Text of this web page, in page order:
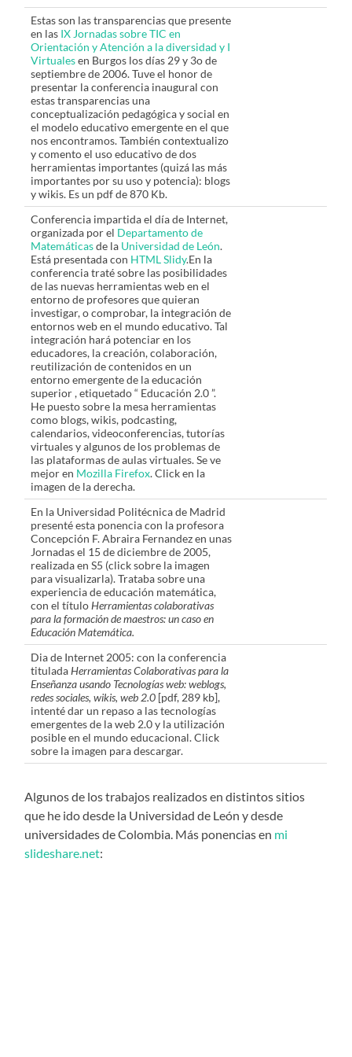
Estas son las transparencias que presente
en las IX Jornadas sobre TIC en
Orientación y Atención a la diversidad y I
Virtualesen Burgos los días 29 y 3o de
septiembre de 2006. Tuve el honor de
presentar la conferencia inaugural con
estas transparencias una
conceptualización pedagógica y social en
el modelo educativo emergente en el que
nos encontramos. También contextualizo
y comento el uso educativo de dos
herramientas importantes (quizá las más
importantes por su uso y potencia): blogs
y wikis. Es un pdf de 870 Kb.
Conferencia impartida el día de Internet,
organizada por el Departamento de
Matemáticasde la Universidad de León.
Está presentada con HTML Slidy.En la
conferencia traté sobre las posibilidades
de las nuevas herramientas web en el
entorno de profesores que quieran
investigar, o comprobar, la integración de
entornos web en el mundo educativo. Tal
integración hará potenciar en los
educadores, la creación, colaboración,
reutilización de contenidos en un
entorno emergente de la educación
superior , etiquetado “ Educación 2.0 ”.
He puesto sobre la mesa herramientas
como blogs, wikis, podcasting,
calendarios, videoconferencias, tutorías
virtuales y algunos de los problemas de
las plataformas de aulas virtuales. Se ve
mejor en Mozilla Firefox. Click en la
imagen de la derecha.
En la Universidad Politécnica de Madrid
presenté esta ponencia con la profesora
Concepción F. Abraira Fernandez en unas
Jornadas el 15 de diciembre de 2005,
realizada en S5 (click sobre la imagen
para visualizarla). Trataba sobre una
experiencia de educación matemática,
con el títuloHerramientas colaborativas
para la formación de maestros: un caso en
Educación Matemática.
Dia de Internet 2005: con la conferencia
tituladaHerramientas Colaborativas para la
Enseñanza usando Tecnologías web: weblogs,
redes sociales, wikis, web 2.0 [pdf, 289 kb],
intenté dar un repaso a las tecnologías
emergentes de la web 2.0 y la utilización
posible en el mundo educacional. Click
sobre la imagen para descargar.
Algunos de los trabajos realizados en distintos sitios
que he ido desde la Universidad de León y desde
universidades de Colombia. Más ponencias en mi
slideshare.net: